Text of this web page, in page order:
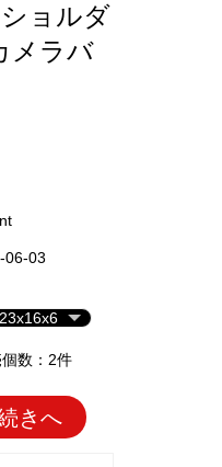
ョルダ
メラバ
06-03
数：2件
きへ